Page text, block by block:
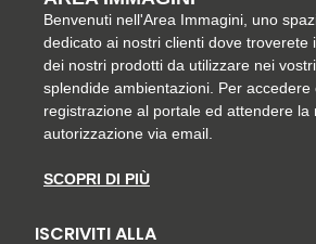
Benvenuti nell'Area Immagini, uno
dedicato ai nostri clienti dove troverete
dei nostri prodotti da utilizzare nei
splendide ambientazioni. Per accedere
registrazione al portale ed attendere la
autorizzazione via email.
SCOPRI DI PIÙ
ISCRIVITI ALLA